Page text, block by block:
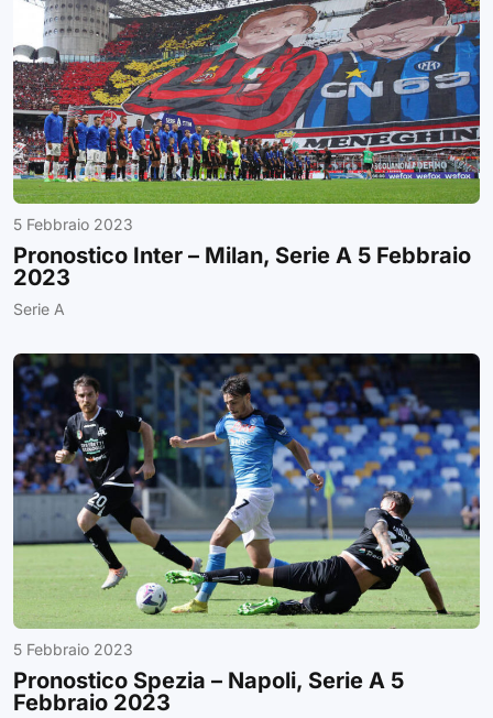
5 Febbraio 2023
Pronostico Inter – Milan, Serie A 5 Febbraio
2023
Serie A
5 Febbraio 2023
Pronostico Spezia – Napoli, Serie A 5
Febbraio 2023